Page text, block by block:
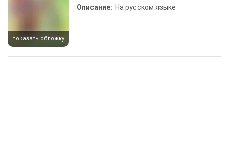
показать обложку
Описание: На русском языке